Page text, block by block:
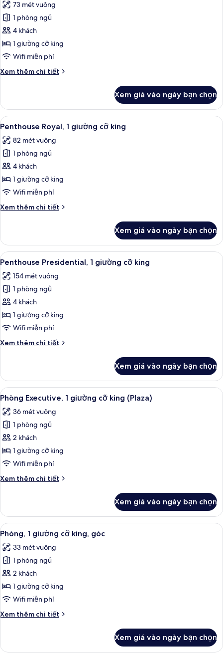
đình,
cỡ
king
cả
ảnh
Penthouse,
1
giường
king,
73 mét vuông
1 phòng ngủ
4 khách
1 giường cỡ king
Wifi miễn phí
Xem thêm chi tiết
Chi
Penthouse,
giường
king,
góc
Xem giá vào ngày bạn chọn
Xem
tất
cả
ảnh
Penthouse
Royal,
1
cỡ
Penthouse Royal, 1 giường cỡ king
13
Penthouse Royal, 1 giường cỡ king
82 mét vuông
1 phòng ngủ
4 khách
1 giường cỡ king
Wifi miễn phí
Xem thêm chi tiết
Chi
Penthouse
Royal,
1
cỡ
king
Xem giá vào ngày bạn chọn
Xem
tất
cả
ảnh
Penthouse
Presidential,
1
cỡ
Penthouse Presidential, 1 giường
14
Penthouse Presidential, 1 giường cỡ king
154 mét vuông
1 phòng ngủ
4 khách
1 giường cỡ king
Wifi miễn phí
Xem thêm chi tiết
Chi
Penthouse
Presidential,
1
giường
cỡ
king
Xem giá vào ngày bạn chọn
Xem
tất
cả
ảnh
Phòng
Executive,
1
cỡ
Bộ đồ giường cao cấp, két bảo mật
7
Phòng Executive, 1 giường cỡ king (Plaza)
36 mét vuông
1 phòng ngủ
2 khách
1 giường cỡ king
Wifi miễn phí
Xem thêm chi tiết
Chi
Phòng
Executive,
1
giường
cỡ
king
Xem giá vào ngày bạn chọn
Xem
tất
cả
ảnh
Phòng,
1
giường
king,
Bộ đồ giường cao cấp, két bảo mật
6
Phòng, 1 giường cỡ king, góc
33 mét vuông
1 phòng ngủ
2 khách
1 giường cỡ king
Wifi miễn phí
Xem thêm chi tiết
Chi
Phòng,
Xem giá vào ngày bạn chọn